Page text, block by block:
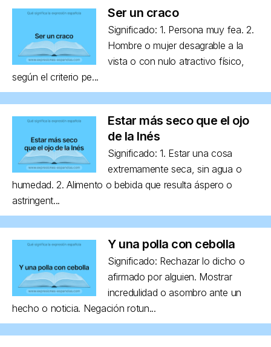
Ser un craco
Significado: 1. Persona muy fea. 2.
Hombre o mujer desagrable a la
vista o con nulo atractivo físico,
según el criterio pe...
Estar más seco que el ojo
de la Inés
Significado: 1. Estar una cosa
extremamente seca, sin agua o
humedad. 2. Alimento o bebida que resulta áspero o
astringent...
Y una polla con cebolla
Significado: Rechazar lo dicho o
afirmado por alguien. Mostrar
incredulidad o asombro ante un
hecho o noticia. Negación rotun...